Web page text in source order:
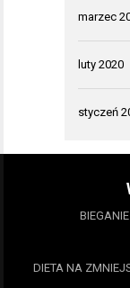
marzec
luty 2020
styczeń
DIETA NA